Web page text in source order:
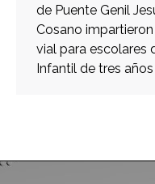
de Puente Genil
Cosano
vial para escolares
Infantil de tres